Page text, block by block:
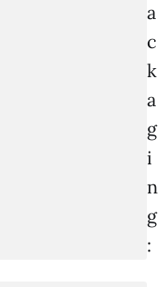
a
c
k
a
g
i
n
g
: